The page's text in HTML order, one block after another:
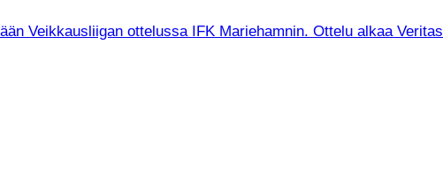
Veikkausliigan ottelussa IFK Mariehamnin. Ottelu alkaa